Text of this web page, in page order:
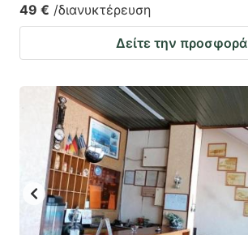
49 € /διανυκτέρευση
Δείτε την προσφορά